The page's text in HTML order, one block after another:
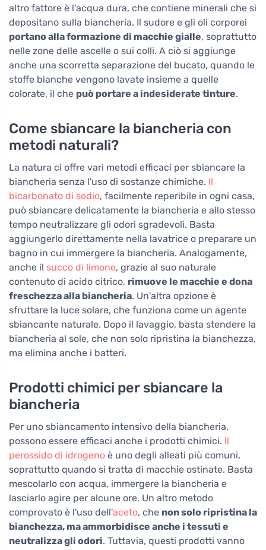
altro fattore è l'acqua dura, che contiene minerali che si
depositano sulla biancheria. Il sudore e gli oli corporei
portano alla formazione di macchie gialle, soprattutto
nelle zone delle ascelle o sui colli. A ciò si aggiunge
anche una scorretta separazione del bucato, quando le
stoffe bianche vengono lavate insieme a quelle
colorate, il che può portare a indesiderate tinture.
Come sbiancare la biancheria con
metodi naturali?
La natura ci offre vari metodi efficaci per sbiancare la
biancheria senza l'uso di sostanze chimiche. Il
bicarbonato di sodio, facilmente reperibile in ogni casa,
può sbiancare delicatamente la biancheria e allo stesso
tempo neutralizzare gli odori sgradevoli. Basta
aggiungerlo direttamente nella lavatrice o preparare un
bagno in cui immergere la biancheria. Analogamente,
anche il succo di limone, grazie al suo naturale
contenuto di acido citrico, rimuove le macchie e dona
freschezza alla biancheria. Un'altra opzione è
sfruttare la luce solare, che funziona come un agente
sbiancante naturale. Dopo il lavaggio, basta stendere la
biancheria al sole, che non solo ripristina la bianchezza,
ma elimina anche i batteri.
Prodotti chimici per sbiancare la
biancheria
Per uno sbiancamento intensivo della biancheria,
possono essere efficaci anche i prodotti chimici. Il
perossido di idrogeno è uno degli alleati più comuni,
soprattutto quando si tratta di macchie ostinate. Basta
mescolarlo con acqua, immergere la biancheria e
lasciarlo agire per alcune ore. Un altro metodo
comprovato è l'uso dell'aceto, che non solo ripristina la
bianchezza, ma ammorbidisce anche i tessuti e
neutralizza gli odori. Tuttavia, questi prodotti vanno